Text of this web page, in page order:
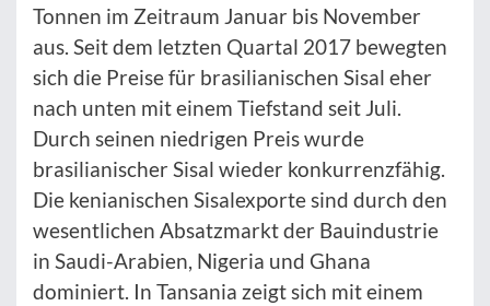
Tonnen im Zeitraum Januar bis November
aus. Seit dem letzten Quartal 2017 bewegten
sich die Preise für brasilianischen Sisal eher
nach unten mit einem Tiefstand seit Juli.
Durch seinen niedrigen Preis wurde
brasilianischer Sisal wieder konkurrenzfähig.
Die kenianischen Sisalexporte sind durch den
wesentlichen Absatzmarkt der Bauindustrie
in Saudi-Arabien, Nigeria und Ghana
dominiert. In Tansania zeigt sich mit einem